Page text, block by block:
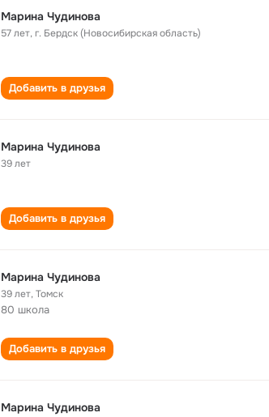
Марина Чудинова
57 лет,г. Бердск (Новосибирская область)
Добавить в друзья
Марина Чудинова
39 лет
Добавить в друзья
Марина Чудинова
39 лет,Томск
80 школа
Добавить в друзья
Марина Чудинова